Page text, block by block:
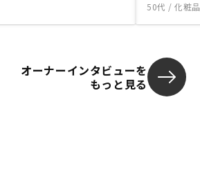
50代 / 化粧
オーナーインタビューを
もっと見る